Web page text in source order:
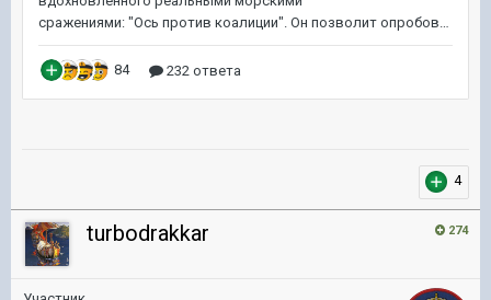
4
274
turbodrakkar